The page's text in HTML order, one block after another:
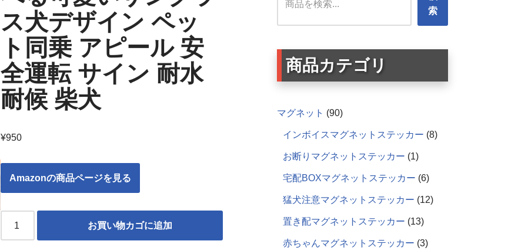
ス犬デザイン ペッ
ト同乗 アピール 安
全運転 サイン 耐水
耐候 柴犬
¥950
Amazonの商品ページを見る
お買い物カゴに追加
索
商品カテゴリ
マグネット 90
インボイスマグネットステッカー 8
お断りマグネットステッカー 1
宅配BOXマグネットステッカー 6
猛犬注意マグネットステッカー 12
置き配マグネットステッカー 13
赤ちゃんマグネットステッカー 3